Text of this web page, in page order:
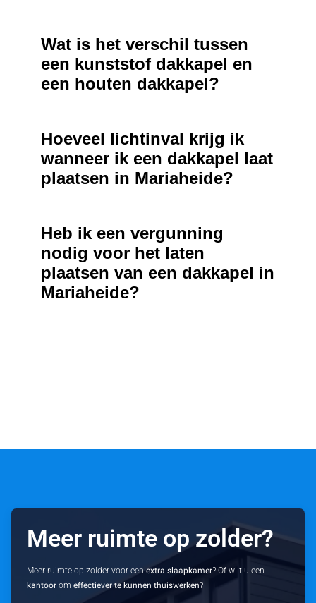
Wat is het verschil tussen
een kunststof dakkapel en
een houten dakkapel?
Hoeveel lichtinval krijg ik
wanneer ik een dakkapel laat
plaatsen in Mariaheide?
Heb ik een vergunning
nodig voor het laten
plaatsen van een dakkapel in
Mariaheide?
Meer ruimte op zolder?
Meer ruimte op zolder voor eenextra slaapkamer? Of wilt u een
kantoor omeffectiever te kunnen thuiswerken?